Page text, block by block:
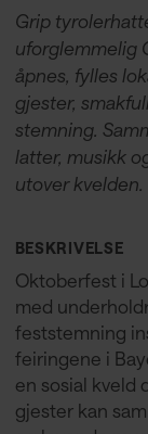
Grip
uforglemmelig
åpnes, fylles
gjester,
stemning.
latter, musikk
utover kvelden.
BESKRIVELSE
Oktoberfest i
med
feststemning
feiringene i
en sosial kveld
gjester kan